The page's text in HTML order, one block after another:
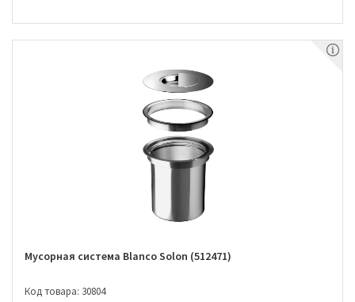
Мусорная система Blanco Solon (512471)
Код товара: 30804